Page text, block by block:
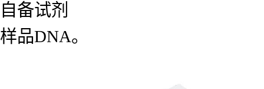
自备试剂
样品DNA。